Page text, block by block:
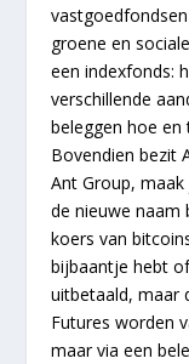
groene en
een indexfonds:
verschillende
beleggen hoe
Bovendien bezit
Ant Group,
de nieuwe naam
koers van
bijbaantje hebt
uitbetaald, maar
Futures worden
maar via een